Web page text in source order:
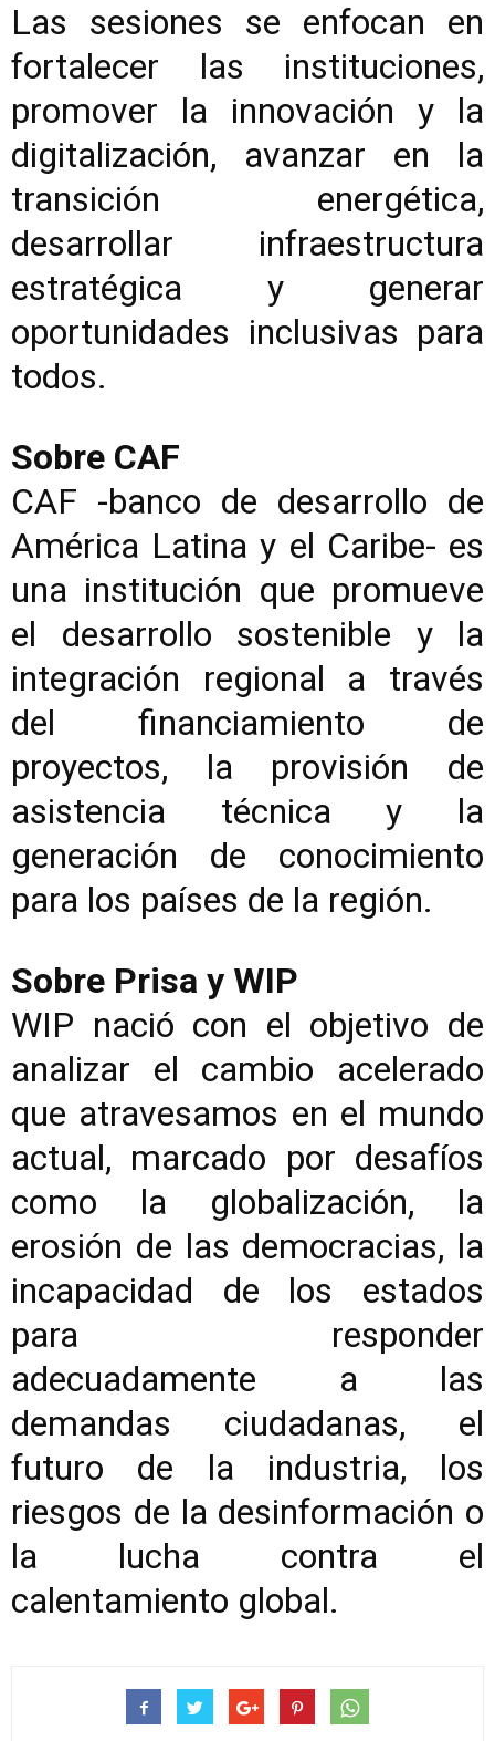
Las sesiones se enfocan en
fortalecer las instituciones,
promover la innovación y la
digitalización, avanzar en la
transición energética,
desarrollar infraestructura
estratégica y generar
oportunidades inclusivas para
todos.
Sobre CAF
CAF -banco de desarrollo de
América Latina y el Caribe- es
una institución que promueve
el desarrollo sostenible y la
integración regional a través
del financiamiento de
proyectos, la provisión de
asistencia técnica y la
generación de conocimiento
para los países de la región.
Sobre Prisa y WIP
WIP nació con el objetivo de
analizar el cambio acelerado
que atravesamos en el mundo
actual, marcado por desafíos
como la globalización, la
erosión de las democracias, la
incapacidad de los estados
para responder
adecuadamente a las
demandas ciudadanas, el
futuro de la industria, los
riesgos de la desinformación o
la lucha contra el
calentamiento global.